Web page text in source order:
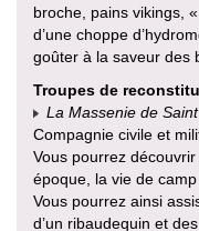
broche, pains vikings,
d’une choppe
goûter à la saveur des
Troupes de
La Massenie de
Compagnie civile et
Vous pourrez
époque, la vie de
Vous pourrez ainsi
d’un ribaudequin et